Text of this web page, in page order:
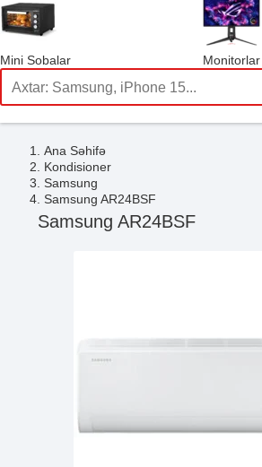
Mini Sobalar Monitorlar
Ana Səhifə
Kondisioner
Samsung
Samsung AR24BSF
Samsung AR24BSF